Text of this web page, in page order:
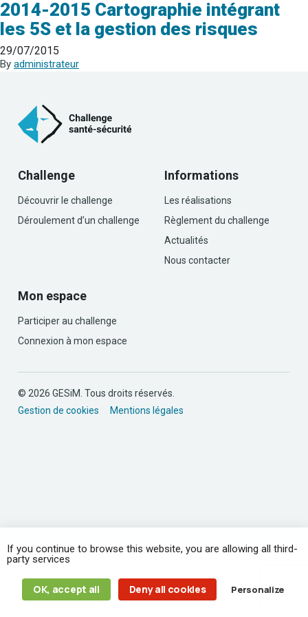
2014-2015 Cartographie intégrant
les 5S et la gestion des risques
29/07/2015
By administrateur
Challenge
Découvrir le challenge
Déroulement d’un challenge
Informations
Les réalisations
Règlement du challenge
Actualités
Nous contacter
Mon espace
Participer au challenge
Connexion à mon espace
© 2026 GESiM. Tous droits réservés.
Gestion de cookies
Mentions légales
If you continue to browse this website, you are allowing all third-
party services
OK, accept all Deny all cookies Personalize